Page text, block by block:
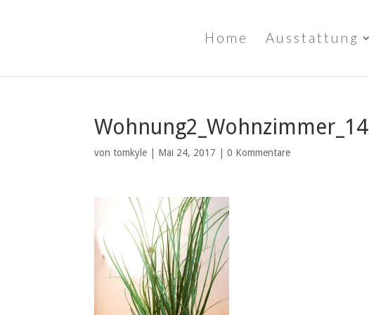
Home Ausstattung
Wohnung2_Wohnzimmer_14
vontomkyle Mai 24, 2017 |0 Kommentare